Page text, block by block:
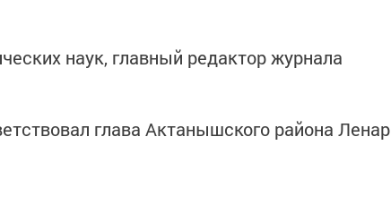
наук, главный редактор журнала
глава Актанышского района Ленар